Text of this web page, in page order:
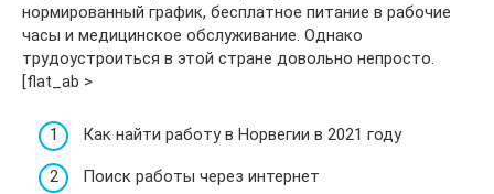
нормированный график, бесплатное питание в рабочие
часы и медицинское обслуживание. Однако
трудоустроиться в этой стране довольно непросто.
[flat_ab >
Как найти работу в Норвегии в 2021 году
Поиск работы через интернет